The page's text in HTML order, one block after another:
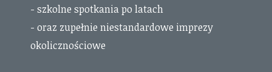
- szkolne spotkania po latach
- oraz zupełnie niestandardowe imprezy
okolicznościowe